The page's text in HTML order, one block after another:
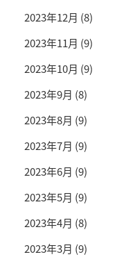
2023年12月 (8)
2023年11月 (9)
2023年10月 (9)
2023年9月 (8)
2023年8月 (9)
2023年7月 (9)
2023年6月 (9)
2023年5月 (9)
2023年4月 (8)
2023年3月 (9)